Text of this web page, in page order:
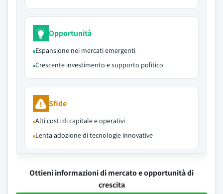
Opportunità
Espansione nei mercati emergenti
Crescente investimento e supporto politico
Sfide
Alti costi di capitale e operativi
Lenta adozione di tecnologie innovative
Ottieni informazioni di mercato e opportunità di
crescita